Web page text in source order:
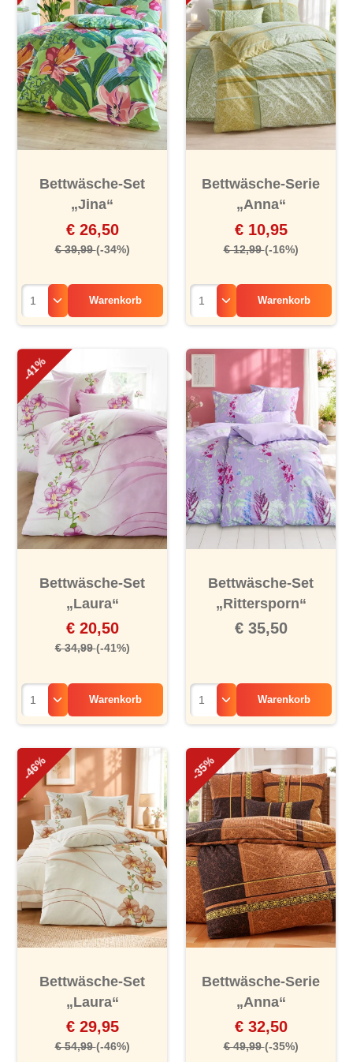
Bettwäsche-Set
„Jina“
€ 26,50
€ 39,99(-34%)
Warenkorb
Bettwäsche-Serie
„Anna“
€ 10,95
€ 12,99(-16%)
Warenkorb
-41%
Bettwäsche-Set
„Laura“
€ 20,50
€ 34,99(-41%)
Warenkorb
Bettwäsche-Set
„Rittersporn“
€ 35,50
Warenkorb
-46%
Bettwäsche-Set
„Laura“
€ 29,95
€ 54,99(-46%)
-35%
Bettwäsche-Serie
„Anna“
€ 32,50
€ 49,99(-35%)